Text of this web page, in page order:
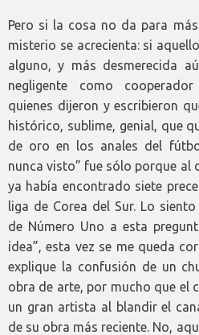
Pero si la cosa no da para
misterio se acrecienta: si
alguno, y más desmerecida
negligente como
quienes dijeron y escribieron
histórico, sublime, genial, que
de oro en los anales del
nunca visto” fue sólo porque al
ya había encontrado siete
liga de Corea del Sur. Lo
de Número Uno a esta
idea”, esta vez se me queda
explique la confusión de un
obra de arte, por mucho que el
un gran artista al blandir el
de su obra más reciente. No,